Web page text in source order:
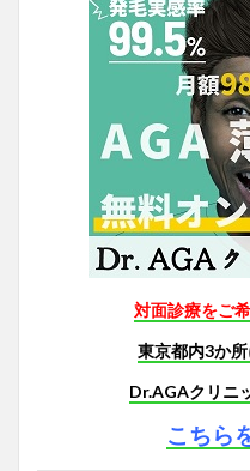
対面診療をご
東京都内3か
Dr.AGAクリニ
こちら